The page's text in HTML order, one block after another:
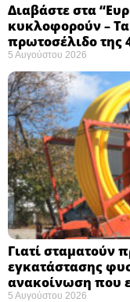
Διαβάστε στα
κυκλοφορούν –
πρωτοσέλιδο της
5 Αυγούστου 2026
Γιατί σταματούν
εγκατάστασης
ανακοίνωση που
5 Αυγούστου 2026